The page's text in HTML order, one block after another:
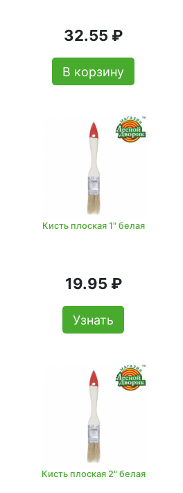
32.55 ₽
В корзину
Кисть плоская 1" белая
19.95 ₽
Узнать
Кисть плоская 2" белая